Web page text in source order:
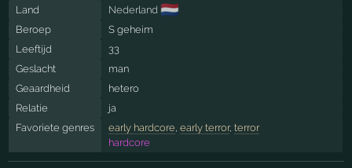
Land
Nederland 🇳🇱
Beroep
S geheim
Leeftijd
33
Geslacht
man
Geaardheid
hetero
Relatie
ja
Favoriete genres
early hardcore early terror, terror
hardcore